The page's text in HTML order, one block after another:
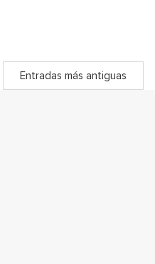
Entradas más antiguas